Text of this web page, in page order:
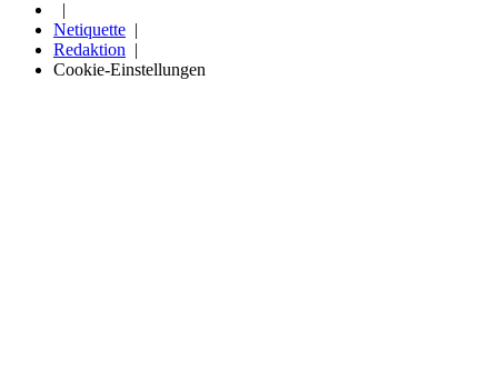
Netiquette
Redaktion
Cookie-Einstellungen